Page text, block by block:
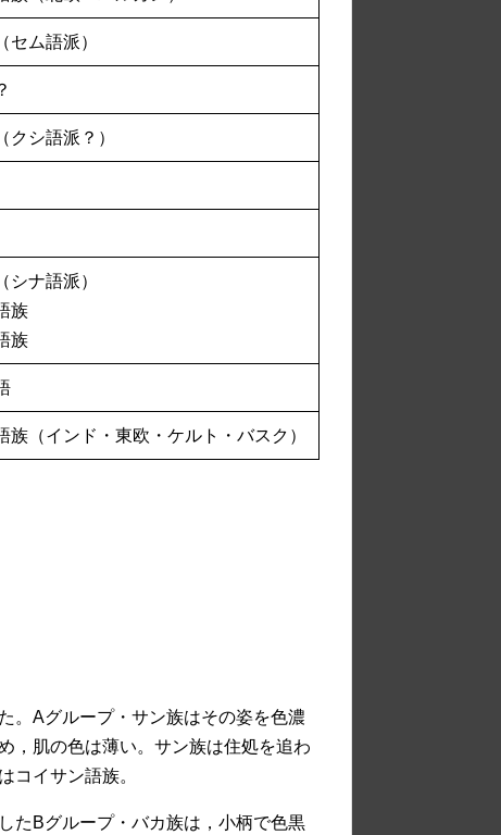
セム語派）
クシ語派？）
シナ語派）
族
族
族（インド・東欧・ケルト・バスク）
。Aグループ・サン族はその姿を色濃
，肌の色は薄い。サン族は住処を追わ
コイサン語族。
たBグループ・バカ族は，小柄で色黒